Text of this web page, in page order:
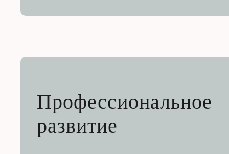
Профессиональное
развитие